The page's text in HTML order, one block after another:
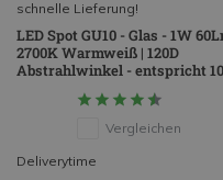
schnelle Lieferung!
LED Spot GU10 - Glas - 1W
2700K Warmweiß | 120D
Abstrahlwinkel - entspricht
Vergleichen
Deliverytime